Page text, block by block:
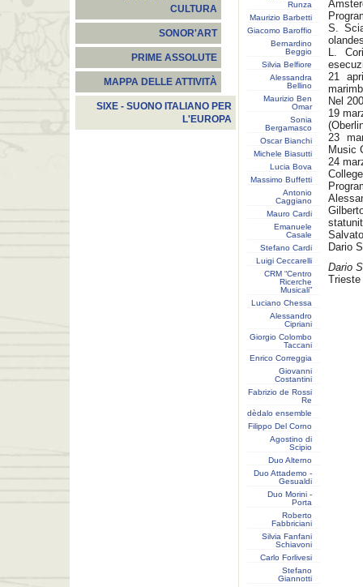
CULTURA
SONOR'ART
PRIME ASSOLUTE
MAPPA DELLE ATTIVITÀ
SIXE - SUONO ITALIANO PER
L'EUROPA
Runza
Maurizio Barbetti
Giacomo Baroffio
Bernardino
Beggio
Silvia Belfiore
Alessandra
Bellino
Maurizio Ben
Omar
Sonia
Bergamasco
Oscar Bianchi
Michele Biasutti
Lucia Bova
Massimo Buffetti
Antonio
Caggiano
Mauro Cardi
Emanuele
Casale
Stefano Cardi
Luigi Ceccarelli
CRM “Centro
Ricerche
Musicali”
Luciano Chessa
Alessandro
Cipriani
Giorgio Colombo
Taccani
Enrico Correggia
Giovanni
Costantini
Fabrizio de Rossi
Re
dèdalo ensemble
Filippo Del Corno
Agostino di
Scipio
Duo Alterno
Duo Attademo -
Gesualdi
Duo Morini -
Porta
Roberto
Fabbriciani
Silvia Fanfani
Schiavoni
Carlo Forlivesi
Stefano
Giannotti
S.
L.
21
Nel
19
23
Music
24
Dario
Dario
Trieste